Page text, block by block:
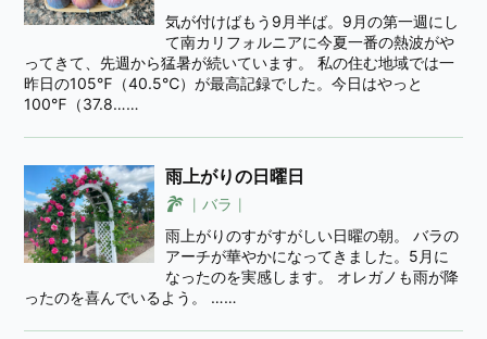
気が付けばもう9月半ば。9月の第一週にし
て南カリフォルニアに今夏一番の熱波がや
ってきて、先週から猛暑が続いています。 私の住む地域では一
昨日の105℉（40.5℃）が最高記録でした。今日はやっと
100℉（37.8……
雨上がりの日曜日
バラ
雨上がりのすがすがしい日曜の朝。 バラの
アーチが華やかになってきました。5月に
なったのを実感します。 オレガノも雨が降
ったのを喜んでいるよう。 ……